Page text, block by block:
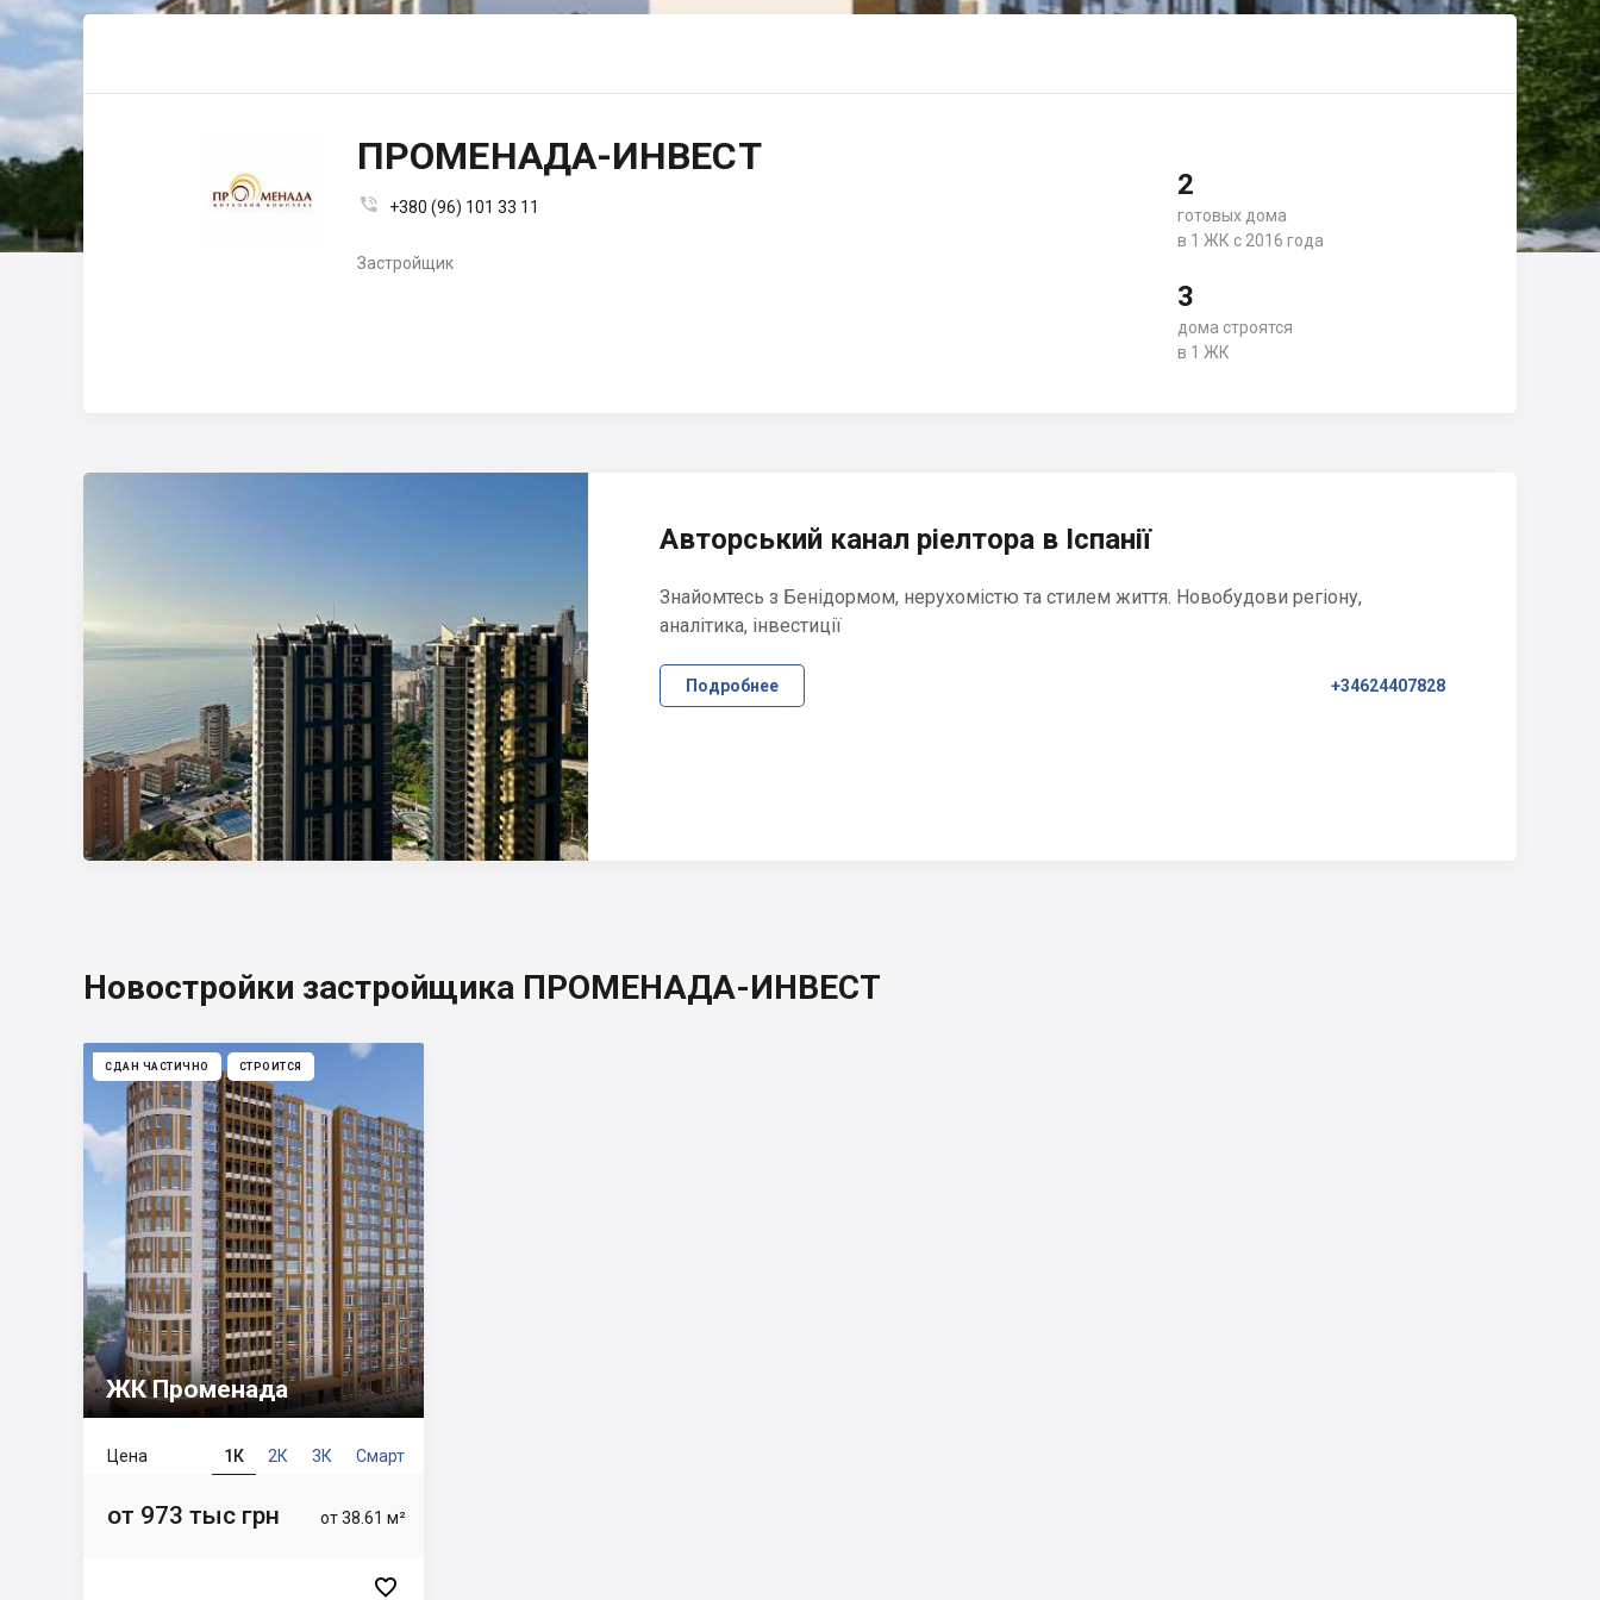
ПРОМЕНАДА-ИНВЕСТ
 +380 (96) 101 33 11
Застройщик
2
готовых дома
в 1 ЖК с 2016 года
3
дома строятся
в 1 ЖК
Авторський канал ріелтора в Іспанії
Знайомтесь з Бенідормом, нерухомістю та стилем життя. Новобудови регіону,
аналітика, інвестиції
Подробнее +34624407828
Новостройки застройщика ПРОМЕНАДА-ИНВЕСТ
СДАН ЧАСТИЧНО СТРОИТСЯ
ЖК Променада
1К 2К 3К Смарт
Цена
от 38.61 м²
от 973 тыс грн
